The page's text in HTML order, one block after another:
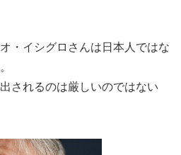
・イシグロさんは日本人ではな
されるのは厳しいのではない